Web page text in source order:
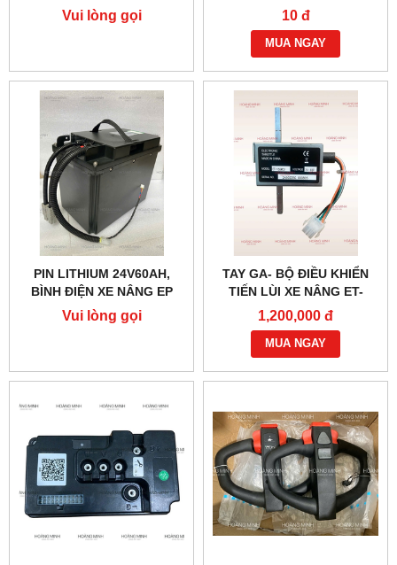
HÃNG
Vui lòng gọi
(6 DÂY)
10 đ
MUA NGAY
PIN LITHIUM 24V60AH,
BÌNH ĐIỆN XE NÂNG EP
Vui lòng gọi
TAY GA- BỘ ĐIỀU KHIỂN
TIẾN LÙI XE NÂNG ET-
166MCU 24V-48V
1,200,000 đ
MUA NGAY